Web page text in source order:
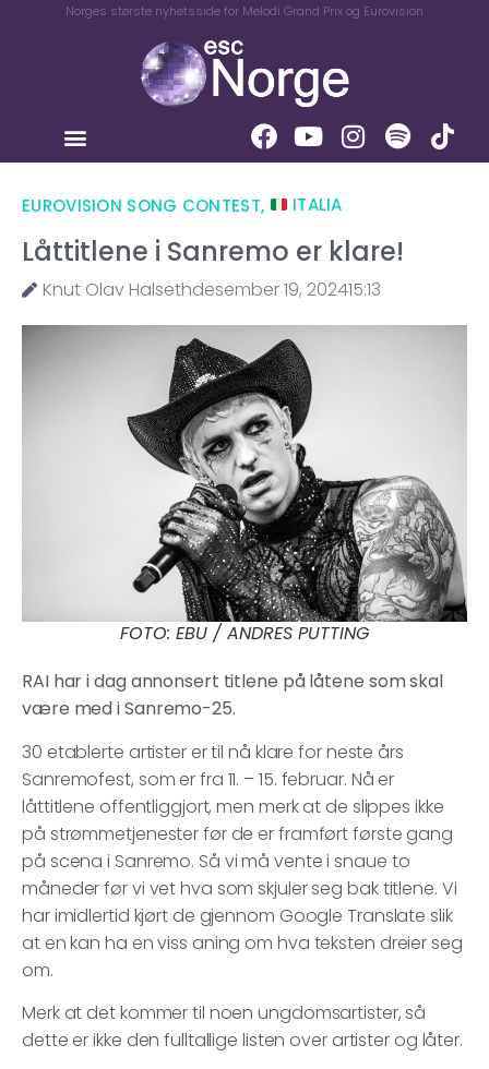
Norges største nyhetsside for Melodi Grand Prix og Eurovision
EUROVISION SONG CONTEST, ITALIA
Låttitlene i Sanremo er klare!
Knut Olav Halsethdesember 19, 202415:13
FOTO: EBU / ANDRES PUTTING
RAI har i dag annonsert titlene på låtene som skal
være med i Sanremo-25.
30 etablerte artister er til nå klare for neste års
Sanremofest, som er fra 11. – 15. februar. Nå er
låttitlene offentliggjort, men merk at de slippes ikke
på strømmetjenester før de er framført første gang
på scena i Sanremo. Så vi må vente i snaue to
måneder før vi vet hva som skjuler seg bak titlene. Vi
har imidlertid kjørt de gjennom Google Translate slik
at en kan ha en viss aning om hva teksten dreier seg
om.
Merk at det kommer til noen ungdomsartister, så
dette er ikke den fulltallige listen over artister og låter.